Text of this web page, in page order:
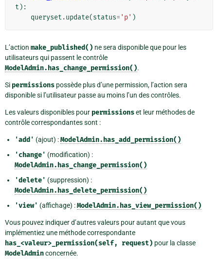
t ):
queryset .update(status= 'p' )
L’action make_published() ne sera disponible que pour les
utilisateurs qui passent le contrôle
ModelAdmin.has_change_permission().
Si permissions possède plus d’une permission, l’action sera
disponible si l’utilisateur passe au moins l’un des contrôles.
Les valeurs disponibles pour permissionset leur méthodes de
contrôle correspondantes sont :
'add' (ajout) :ModelAdmin.has_add_permission()
'change' (modification) :
ModelAdmin.has_change_permission()
'delete' (suppression) :
ModelAdmin.has_delete_permission()
'view' (affichage) :ModelAdmin.has_view_permission()
Vous pouvez indiquer d’autres valeurs pour autant que vous
implémentiez une méthode correspondante
has_<valeur>_permission(self, request) pour la classe
ModelAdminconcernée.